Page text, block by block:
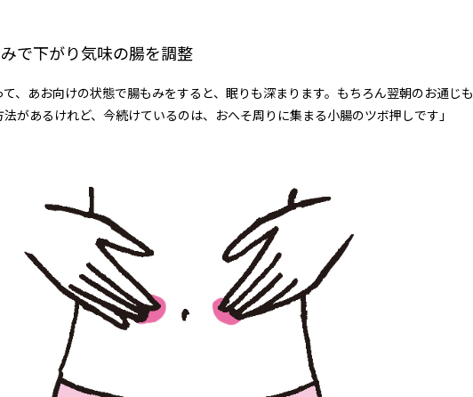
で下がり気味の腸を調整
て、あお向けの状態で腸もみをすると、眠りも深まります。もちろん翌朝のお通じも
があるけれど、今続けているのは、おへそ周りに集まる小腸のツボ押しです」